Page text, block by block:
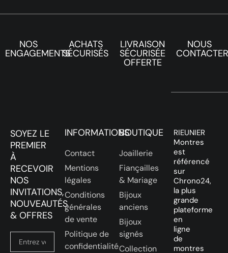
NOS
ENGAGEMENTS
ACHATS
SÉCURISÉS
LIVRAISON
SÉCURISÉE
OFFERTE
NOUS
CONTACTER
SOYEZ LE
PREMIER
À
RECEVOIR
NOS
INVITATIONS,
NOUVEAUTÉS
& OFFRES
INFORMATIONS
Contact
Mentions
légales
Conditions
générales
de vente
Politique de
confidentialité
BOUTIQUE
Joaillerie
Fiançailles
& Mariage
Bijoux
anciens
Bijoux
signés
Collection
RIEUNIER
Montres
est
référencé
sur
Chrono24,
la plus
grande
plateforme
en
ligne
de
montres